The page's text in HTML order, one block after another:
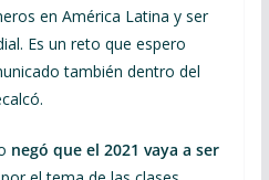
en América Latina y ser
Es un reto que espero
también dentro del
negó que el 2021 vaya a ser